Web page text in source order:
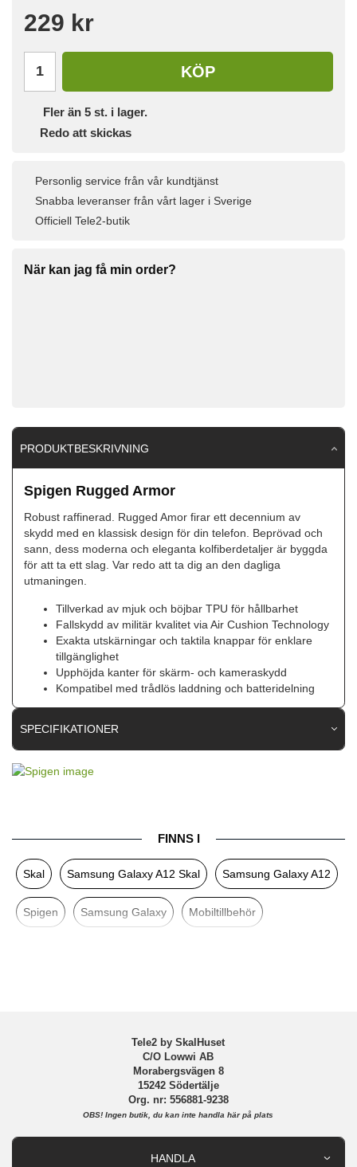
229 kr
KÖP
Fler än 5 st. i lager.
Redo att skickas
Personlig service från vår kundtjänst
Snabba leveranser från vårt lager i Sverige
Officiell Tele2-butik
När kan jag få min order?
PRODUKTBESKRIVNING
Spigen Rugged Armor
Robust raffinerad. Rugged Amor firar ett decennium av
skydd med en klassisk design för din telefon. Beprövad och
sann, dess moderna och eleganta kolfiberdetaljer är byggda
för att ta ett slag. Var redo att ta dig an den dagliga
utmaningen.
Tillverkad av mjuk och böjbar TPU för hållbarhet
Fallskydd av militär kvalitet via Air Cushion Technology
Exakta utskärningar och taktila knappar för enklare
tillgänglighet
Upphöjda kanter för skärm- och kameraskydd
Kompatibel med trådlös laddning och batteridelning
SPECIFIKATIONER
Färg Svart
Material Mjukplast (TPU)
FINNS I
Skal Samsung Galaxy A12 Skal Samsung Galaxy A12
Spigen Samsung Galaxy Mobiltillbehör
Tele2 by SkalHuset
C/O Lowwi AB
Morabergsvägen 8
15242 Södertälje
Org. nr: 556881-9238
OBS! Ingen butik, du kan inte handla här på plats
HANDLA